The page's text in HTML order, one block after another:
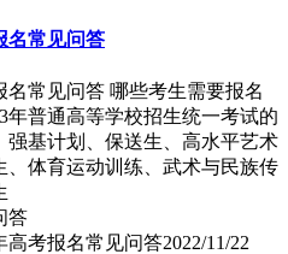
名常见问答
常见问答 哪些考生需要报名
年普通高等学校招生统一考试的
基计划、保送生、高水平艺术
、体育运动训练、武术与民族传
高考报名常见问答2022/11/22